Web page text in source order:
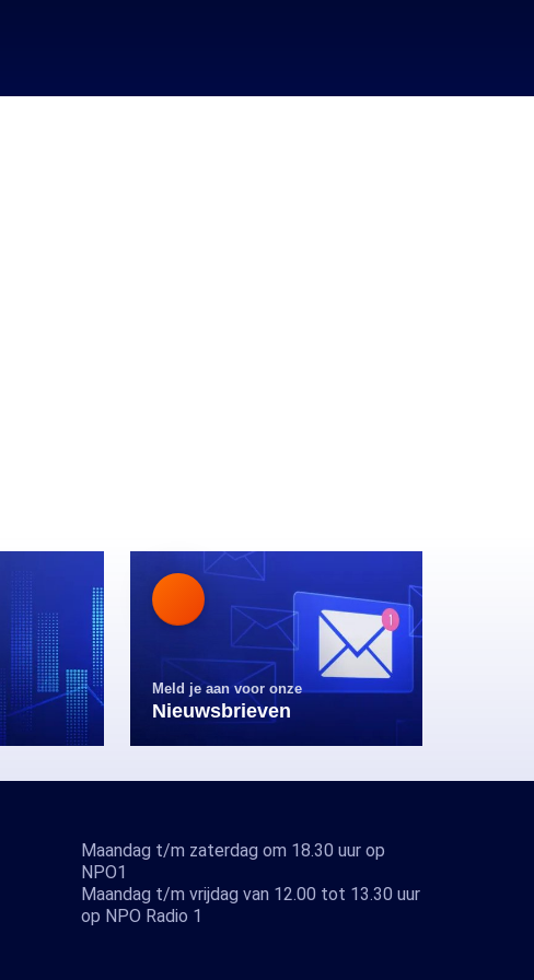
Meld je aan voor onze
Nieuwsbrieven
Maandag t/m zaterdag om 18.30 uur op
NPO1
Maandag t/m vrijdag van 12.00 tot 13.30 uur
op NPO Radio 1